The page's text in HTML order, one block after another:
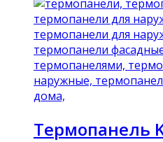
Термопанель